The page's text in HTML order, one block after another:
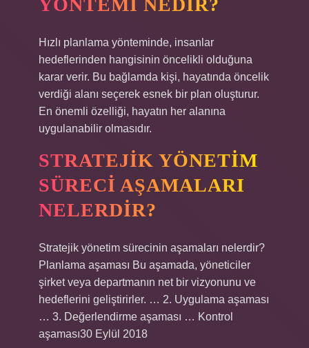
YÖNTEMI NEDIR?
Hızlı planlama yönteminde, insanlar
hedeflerinden hangisinin öncelikli olduğuna
karar verir. Bu bağlamda kişi, hayatında öncelik
verdiği alanı seçerek esnek bir plan oluşturur.
En önemli özelliği, hayatın her alanına
uygulanabilir olmasıdır.
STRATEJIK YÖNETIM
SÜRECI AŞAMALARI
NELERDIR?
Stratejik yönetim sürecinin aşamaları nelerdir?
Planlama aşaması Bu aşamada, yöneticiler
şirket veya departmanın net bir vizyonunu ve
hedeflerini geliştirirler. … 2. Uygulama aşaması
… 3. Değerlendirme aşaması … Kontrol
aşaması30 Eylül 2018